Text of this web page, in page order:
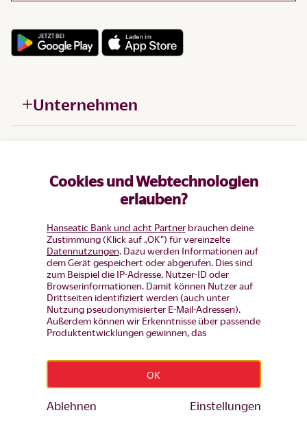
Cookies und Webtechnologien
erlauben?
Hanseatic Bank und acht Partnerbrauchen deine
Zustimmung (Klick auf „OK”) für vereinzelte
Datennutzungen. Dazu werden Informationen auf
dem Gerät gespeichert oder abgerufen. Dies sind
zum Beispiel die IP-Adresse, Nutzer-ID oder
Browserinformationen. Damit können Nutzer auf
Drittseiten identifiziert werden (auch unter
Nutzung pseudonymisierter E-Mail-Adressen).
Außerdem können wir Erkenntnisse über passende
Produktentwicklungen gewinnen, das
und Werbung wiederansprechen, die noch keinen
Produkt-Antrag gestellt haben, aber auch Nutzer,
die bereits Bestandskunden sind von
Werbekampagenen ausschließen). Mehr Infos zur
OK
Ablehnen Einstellungen
Unternehmen
Produkte
|Datenschutz-Einstellungen
© Hanseatic Bank 2026